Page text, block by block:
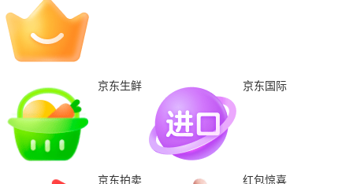
京东生鲜 京东国际
京东拍卖 红包惊喜